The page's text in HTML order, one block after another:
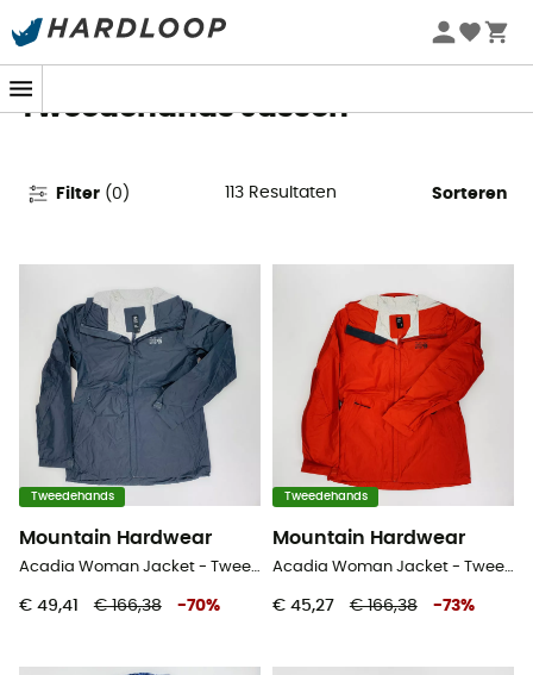
Zomeraanbiedingen 🔥 -5% EXTRA vanaf 2 producten* met
Tweedehands Jassen
Filter (0 ) 113 Resultaten Sorteren
Tweedehands
Mountain Hardwear
Acadia Woman Jacket - Tweedehands Regenjas - Dames - Zwart - S
€ 49,41 € 166,38 -70%
Tweedehands
Mountain Hardwear
Acadia Woman Jacket - Tweedehands Regenjas - Dames - Rood - S
€ 45,27 € 166,38 -73%